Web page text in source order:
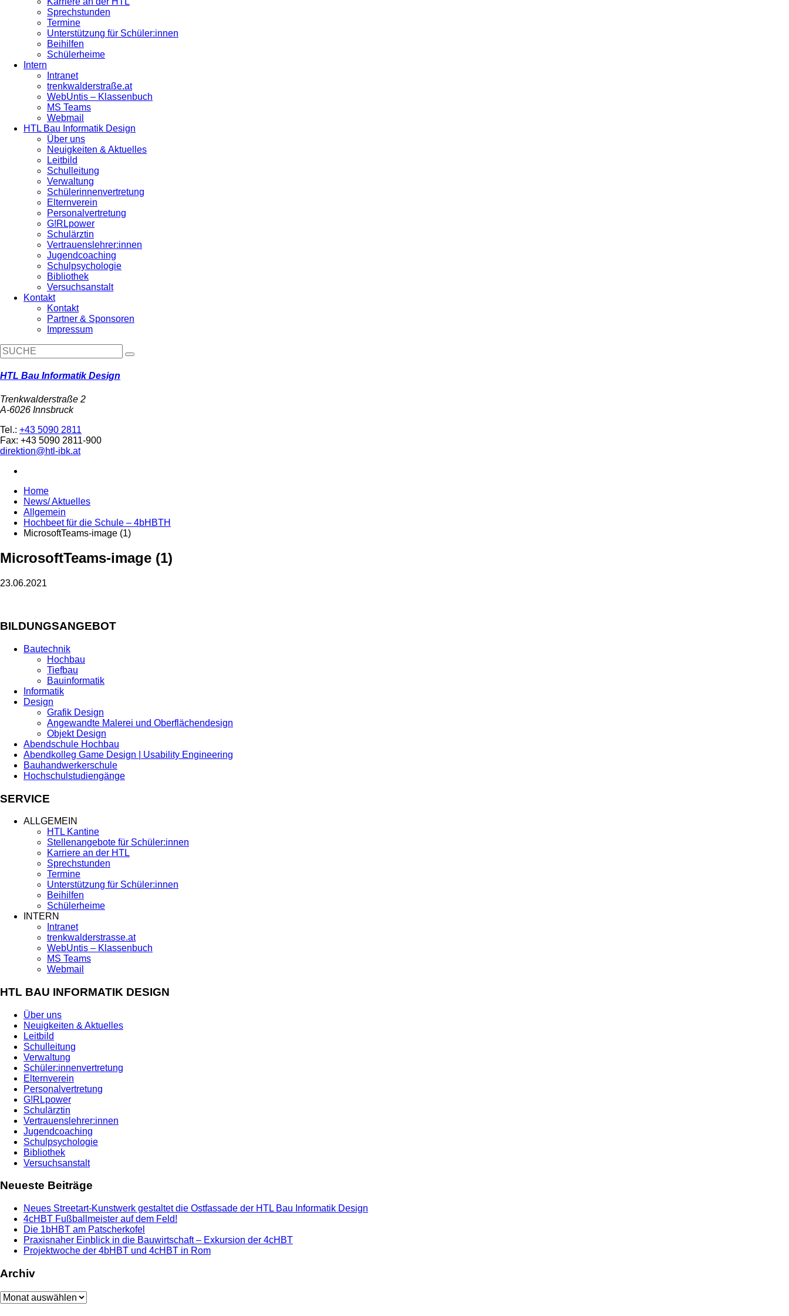
Sprechstunden
Termine
Unterstützung für Schüler:innen
Beihilfen
Schülerheime
Intern
Intranet
trenkwalderstraße.at
WebUntis – Klassenbuch
MS Teams
Webmail
HTL Bau Informatik Design
Über uns
Neuigkeiten & Aktuelles
Leitbild
Schulleitung
Verwaltung
Schülerinnenvertretung
Elternverein
Personalvertretung
G!RLpower
Schulärztin
Vertrauenslehrer:innen
Jugendcoaching
Schulpsychologie
Bibliothek
Versuchsanstalt
Kontakt
Kontakt
Partner & Sponsoren
Impressum
HTL Bau Informatik Design
Trenkwalderstraße 2
A-6026 Innsbruck
Tel.: +43 5090 2811
Fax: +43 5090 2811-900
direktion@htl-ibk.at
Home
News/ Aktuelles
Allgemein
Hochbeet für die Schule – 4bHBTH
MicrosoftTeams-image (1)
MicrosoftTeams-image (1)
23.06.2021
BILDUNGSANGEBOT
Bautechnik
Hochbau
Tiefbau
Bauinformatik
Informatik
Design
Grafik Design
Angewandte Malerei und Oberflächendesign
Objekt Design
Abendschule Hochbau
Abendkolleg Game Design | Usability Engineering
Bauhandwerkerschule
Hochschulstudiengänge
SERVICE
ALLGEMEIN
HTL Kantine
Stellenangebote für Schüler:innen
Karriere an der HTL
Sprechstunden
Termine
Unterstützung für Schüler:innen
Beihilfen
Schülerheime
INTERN
Intranet
trenkwalderstrasse.at
WebUntis – Klassenbuch
MS Teams
Webmail
HTL BAU INFORMATIK DESIGN
Über uns
Neuigkeiten & Aktuelles
Leitbild
Schulleitung
Verwaltung
Schüler:innenvertretung
Elternverein
Personalvertretung
G!RLpower
Schulärztin
Vertrauenslehrer:innen
Jugendcoaching
Schulpsychologie
Bibliothek
Versuchsanstalt
Neueste Beiträge
Neues Streetart-Kunstwerk gestaltet die Ostfassade der HTL Bau Informatik Design
4cHBT Fußballmeister auf dem Feld!
Die 1bHBT am Patscherkofel
Praxisnaher Einblick in die Bauwirtschaft – Exkursion der 4cHBT
Projektwoche der 4bHBT und 4cHBT in Rom
Archiv
Archiv